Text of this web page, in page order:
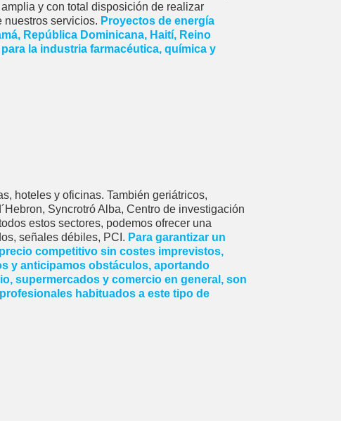
y con total disposición de realizar
nuestros servicios. Proyectos de energía
República Dominicana, Haití, Reino
la industria farmacéutica, química y
hoteles y oficinas. También geriátricos,
Syncrotró Alba, Centro de investigación
estos sectores, podemos ofrecer una
señales débiles, PCI. Para garantizar un
competitivo sin costes imprevistos,
y anticipamos obstáculos, aportando
supermercados y comercio en general, son
habituados a este tipo de